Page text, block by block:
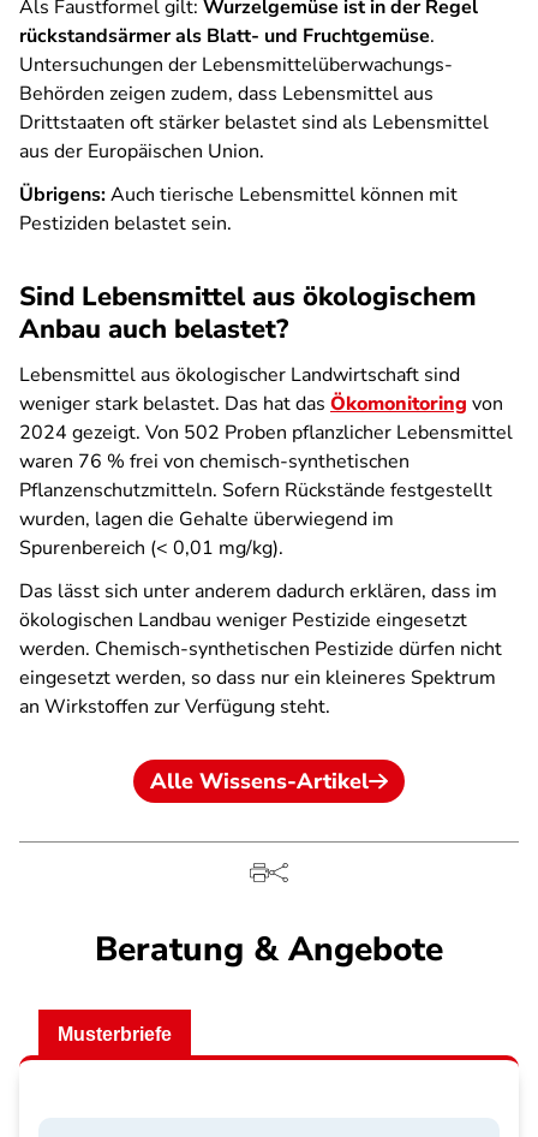
Als Faustformel gilt: Wurzelgemüse ist in der Regel
rückstandsärmer als Blatt- und Fruchtgemüse.
Untersuchungen der Lebensmittelüberwachungs-
Behörden zeigen zudem, dass Lebensmittel aus
Drittstaaten oft stärker belastet sind als Lebensmittel
aus der Europäischen Union.
Übrigens:Auch tierische Lebensmittel können mit
Pestiziden belastet sein.
Sind Lebensmittel aus ökologischem
Anbau auch belastet?
Lebensmittel aus ökologischer Landwirtschaft sind
weniger stark belastet. Das hat das Ökomonitoring von
2024 gezeigt. Von 502 Proben pflanzlicher Lebensmittel
waren 76 % frei von chemisch-synthetischen
Pflanzenschutzmitteln. Sofern Rückstände festgestellt
wurden, lagen die Gehalte überwiegend im
Spurenbereich (< 0,01 mg/kg).
Das lässt sich unter anderem dadurch erklären, dass im
ökologischen Landbau weniger Pestizide eingesetzt
werden. Chemisch-synthetischen Pestizide dürfen nicht
eingesetzt werden, so dass nur ein kleineres Spektrum
an Wirkstoffen zur Verfügung steht.
Alle Wissens-Artikel
Beratung & Angebote
Musterbriefe